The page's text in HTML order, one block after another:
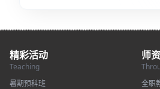
精彩活动
Teaching
暑期预科班
师
全职